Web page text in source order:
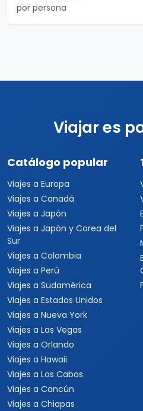
por persona
Viajar es
Catálogo popular
Viajes a Europa
Viajes a Canadá
Viajes a Japón
Viajes a Japón y Corea del
Sur
Viajes a Colombia
Viajes a Perú
Viajes a Sudamérica
Viajes a Estados Unidos
Viajes a Nueva York
Viajes a Las Vegas
Viajes a Orlando
Viajes a Hawaii
Viajes a Los Cabos
Viajes a Cancún
Viajes a Chiapas